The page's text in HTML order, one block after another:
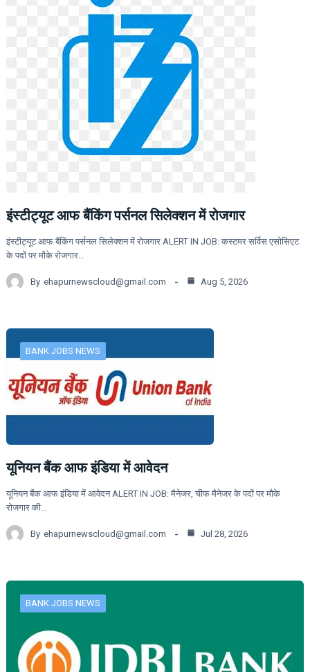
इंस्टीट्यूट आफ बैंकिंग पर्सनल सिलेक्शन में रोजगार
इंस्टीट्यूट आफ बैंकिंग पर्सनल सिलेक्शन में रोजगार ALERT IN JOB: कस्टमर सर्विस एसोसिएट
के पदों पर मौके रोजगार…
By ehapurnewscloud@gmail.com Aug 5, 2026
BANK JOBS NEWS
यूनियन बैंक आफ इंडिया में आवेदन
यूनियन बैंक आफ इंडिया में आवेदन ALERT IN JOB: मैनेजर, चीफ मैनेजर के पदों पर मौके
रोजगार की…
By ehapurnewscloud@gmail.com Jul 28, 2026
BANK JOBS NEWS